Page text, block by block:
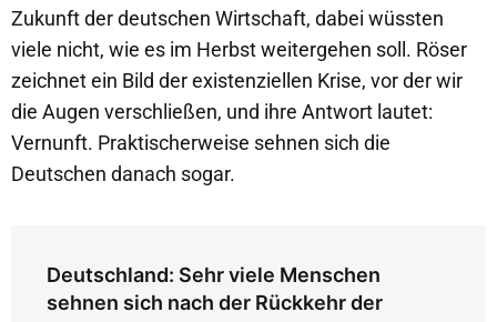
Zukunft der deutschen Wirtschaft, dabei wüssten
viele nicht, wie es im Herbst weitergehen soll. Röser
zeichnet ein Bild der existenziellen Krise, vor der wir
die Augen verschließen, und ihre Antwort lautet:
Vernunft. Praktischerweise sehnen sich die
Deutschen danach sogar.
Deutschland: Sehr viele Menschen
sehnen sich nach der Rückkehr der